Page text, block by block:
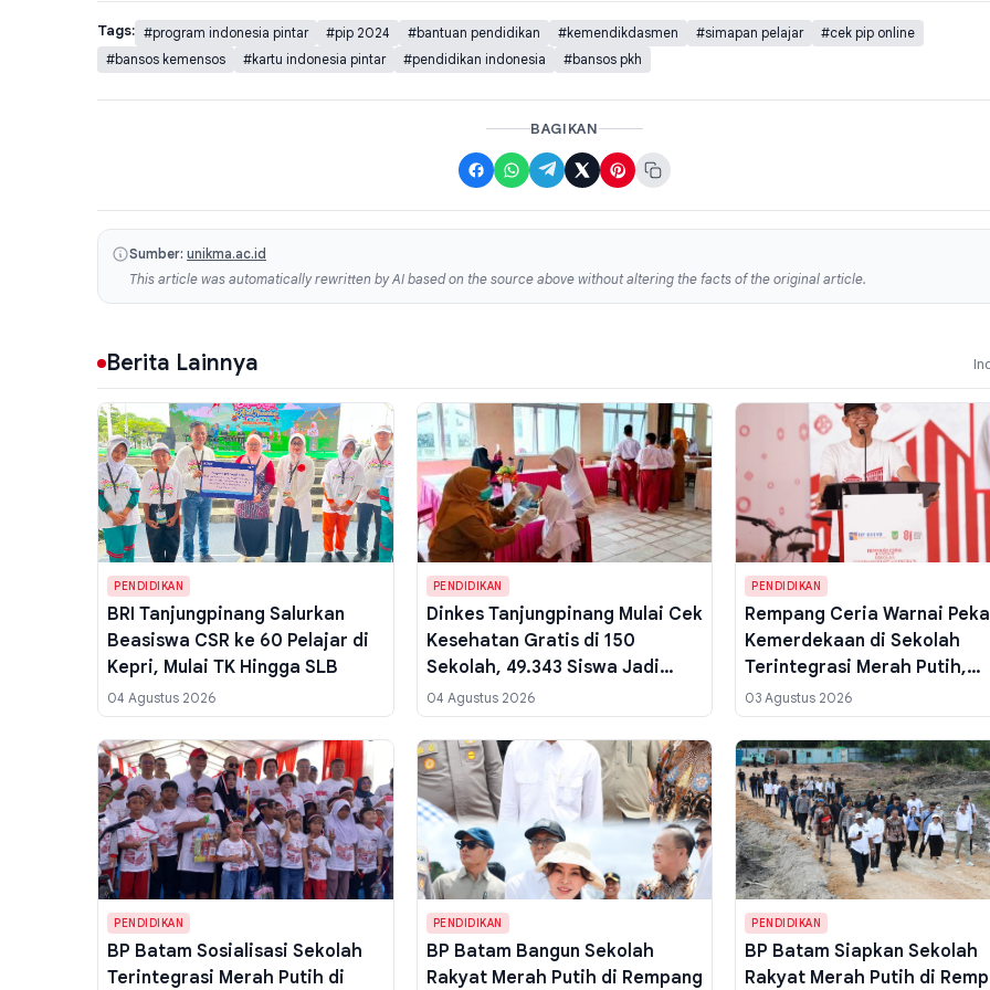
Tags: #program indonesia pintar #pip 2024 #bantuan pendidikan #kemendikdasmen #simapan pelajar
#cek pip online
#bansos kemensos
#kartu indonesia pintar #pendidikan indonesia #bansos pkh
BAGIKAN
Sumber: unikma.ac.id
This article was automatically rewritten by AI based on the source above without altering the facts of the original article.
Berita Lainnya
PENDIDIKAN
BRI Tanjungpinang Salurkan
Beasiswa CSR ke 60 Pelajar di
Kepri, Mulai TK Hingga SLB
04 Agustus 2026
PENDIDIKAN
Dinkes Tanjungpinang Mulai Cek
Kesehatan Gratis di 150
Sekolah, 49.343 Siswa Jadi
Sasaran
04 Agustus 2026
PENDIDIKAN
Rempang Ceria Warnai
Kemerdekaan di Sekolah
Terintegrasi Merah Putih,
Kepala BP Batam Ajak
Anak Terus Bermimpi
03 Agustus 2026
PENDIDIKAN
BP Batam Sosialisasi Sekolah
Terintegrasi Merah Putih di
PENDIDIKAN
BP Batam Bangun Sekolah
Rakyat Merah Putih di Rempang
PENDIDIKAN
BP Batam Siapkan Sekolah
Rakyat Merah Putih di